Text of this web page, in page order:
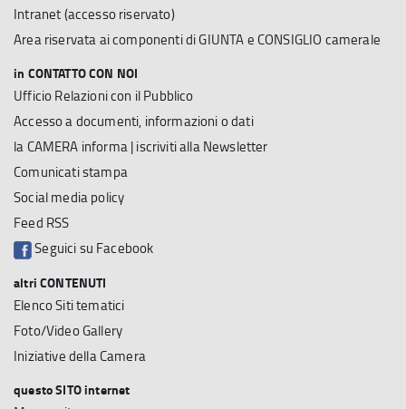
Intranet (accesso riservato)
Area riservata ai componenti di GIUNTA e CONSIGLIO camerale
in CONTATTO CON NOI
Ufficio Relazioni con il Pubblico
Accesso a documenti, informazioni o dati
la CAMERA informa | iscriviti alla Newsletter
Comunicati stampa
Social media policy
Feed RSS
Seguici su Facebook
altri CONTENUTI
Elenco Siti tematici
Foto/Video Gallery
Iniziative della Camera
questo SITO internet